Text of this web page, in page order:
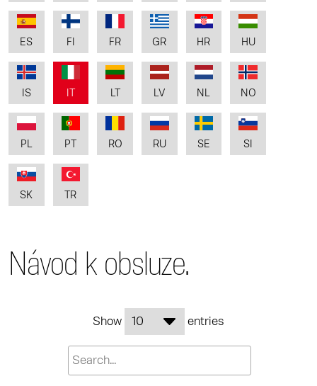
ES FI FR GR HR HU
IS LT LV NL NO
PL PT RO RU SE SI
SK TR
Návod k obsluze.
Show entries